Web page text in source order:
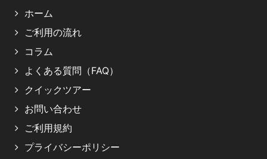
ホーム
ご利用の流れ
コラム
よくある質問（FAQ）
クイックツアー
お問い合わせ
ご利用規約
プライバシーポリシー